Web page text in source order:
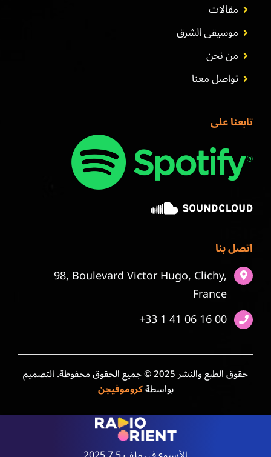
مقالات
موسيقى الشرق
من نحن
تواصل معنا
تابعنا على
اتصل بنا
98, Boulevard Victor Hugo, Clichy,
France
+33 1 41 06 16 00
حقوق الطبع والنشر 2025 © جميع الحقوق محفوظة. التصميم
بواسطةكروموفيجن